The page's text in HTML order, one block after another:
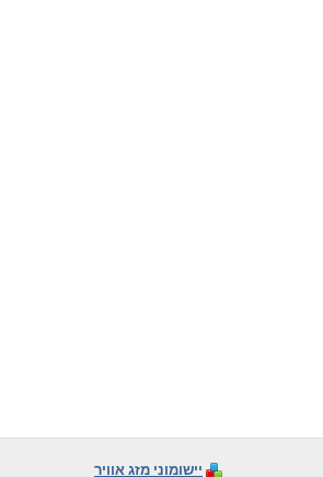
יישומוני מזג אוויר